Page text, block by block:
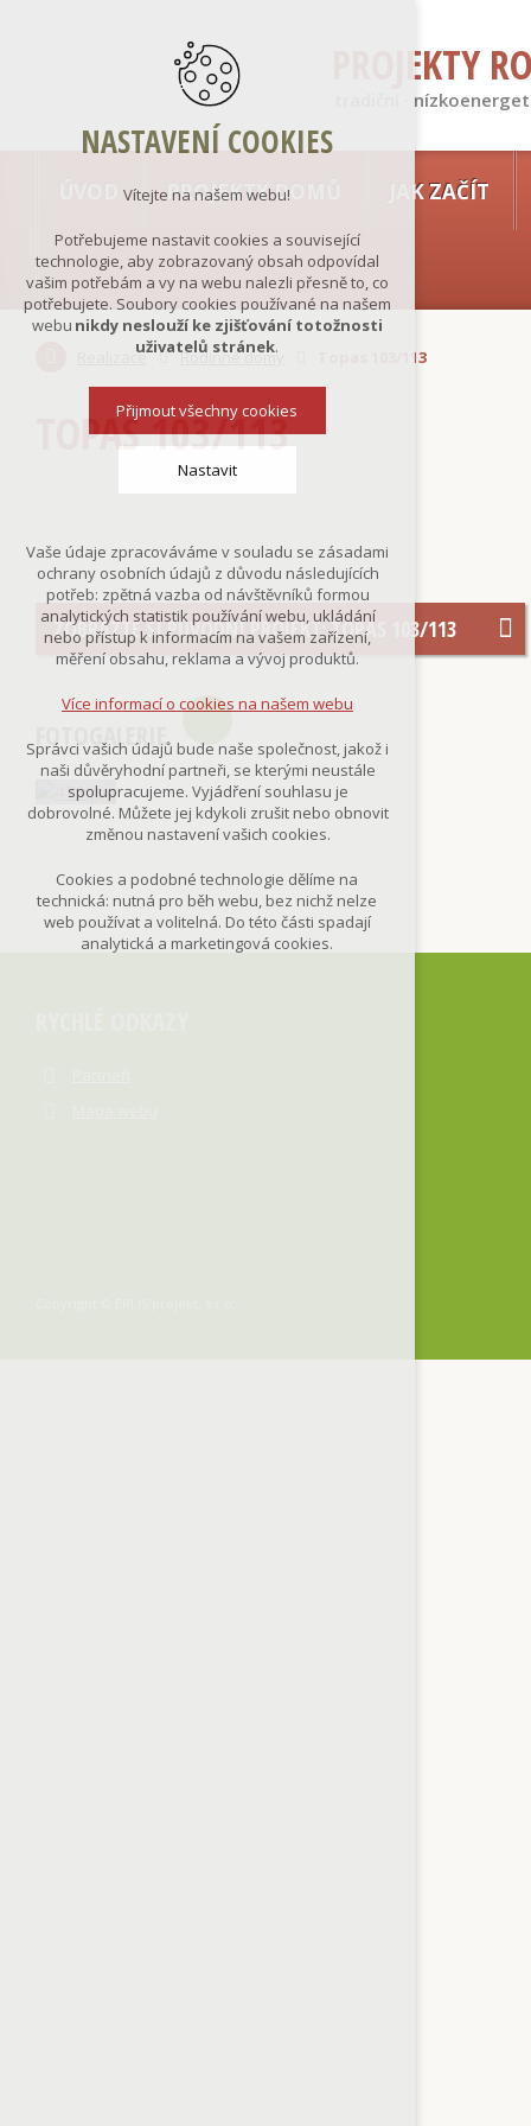
PROJEKTY
tradiční ·
PROJEKTY DOMŮ JAK ZAČÍT
Realizace Rodinné domy Topas 103/113
TOPAS 103/113
ZOBRAZTE SI PŮVODNÍ PROJEKT: TOPAS 103/113
FOTOGALERIE
NASTAVENÍ COOKIES
Vítejte na našem webu!
Potřebujeme nastavit cookies a související
technologie, aby zobrazovaný obsah odpovídal
vašim potřebám a vy na webu nalezli přesně to, co
potřebujete. Soubory cookies používané na našem
webu nikdy neslouží ke zjišťování totožnosti
uživatelů stránek.
Přijmout všechny cookies
Nastavit
nutná pro provozování webu
udržení kontextu stránek (session):
případná přihlášení, volby jazyka, apod.
Volitelná cookies
analytická pro anonymizované
marketingová cookies
Více informací o cookies na našem webu
Odmítnout vše
Vaše údaje zpracováváme v souladu se zásadami
ochrany osobních údajů z důvodu následujících
potřeb: zpětná vazba od návštěvníků formou
analytických statistik používání webu, ukládání
nebo přístup k informacím na vašem zařízení,
měření obsahu, reklama a vývoj produktů.
Více informací o cookies na našem webu
Správci vašich údajů bude naše společnost, jakož i
naši důvěryhodní partneři, se kterými neustále
spolupracujeme. Vyjádření souhlasu je
dobrovolné. Můžete jej kdykoli zrušit nebo obnovit
změnou nastavení vašich cookies.
Cookies a podobné technologie dělíme na
technická: nutná pro běh webu, bez nichž nelze
web používat a volitelná. Do této části spadají
analytická a marketingová cookies.